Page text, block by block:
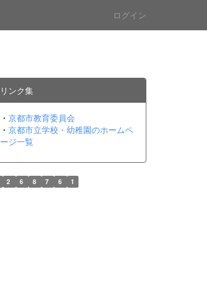
ログイン
リンク集
・ 京都市教育委員会
・ 京都市立学校・幼稚園のホームペ
ージ一覧
2 6 8 7 6 1